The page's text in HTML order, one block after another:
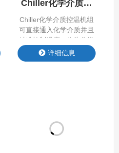
Chiller化学介质控
温机组
Chiller化学介质控温机组
可直接通⼊化学介质并且
精准控制温度，作为化学
反应前介质的预热、预冷
控温；化学介质氢氟酸、
详细信息